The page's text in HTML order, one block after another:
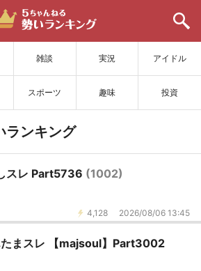
雑談 実況 アイドル
スポーツ 趣味 投資
サイトを更新
ランキング
スレ Part5736 (1002)
4,128 2026/08/06 13:45
たまスレ 【majsoul】Part3002